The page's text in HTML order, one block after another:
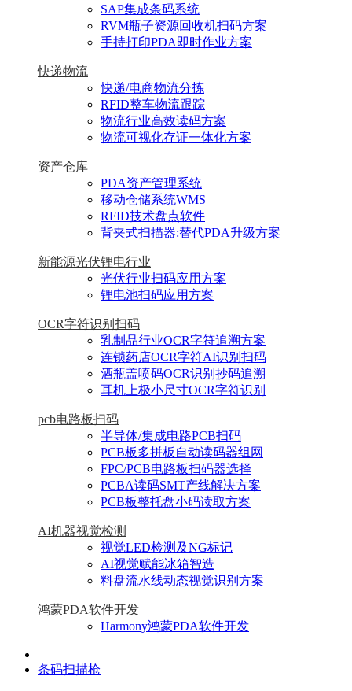
SAP集成条码系统
RVM瓶子资源回收机扫码方案
手持打印PDA即时作业方案
快递物流
快递/电商物流分拣
RFID整车物流跟踪
物流行业高效读码方案
物流可视化存证一体化方案
资产仓库
PDA资产管理系统
移动仓储系统WMS
RFID技术盘点软件
背夹式扫描器:替代PDA升级方案
新能源光伏锂电行业
光伏行业扫码应用方案
锂电池扫码应用方案
OCR字符识别扫码
乳制品行业OCR字符追溯方案
连锁药店OCR字符AI识别扫码
酒瓶盖喷码OCR识别抄码追溯
耳机上极小尺寸OCR字符识别
pcb电路板扫码
半导体/集成电路PCB扫码
PCB板多拼板自动读码器组网
FPC/PCB电路板扫码器选择
PCBA读码SMT产线解决方案
PCB板整托盘小码读取方案
AI机器视觉检测
视觉LED检测及NG标记
AI视觉赋能冰箱智造
料盘流水线动态视觉识别方案
鸿蒙PDA软件开发
Harmony鸿蒙PDA软件开发
|
条码扫描枪